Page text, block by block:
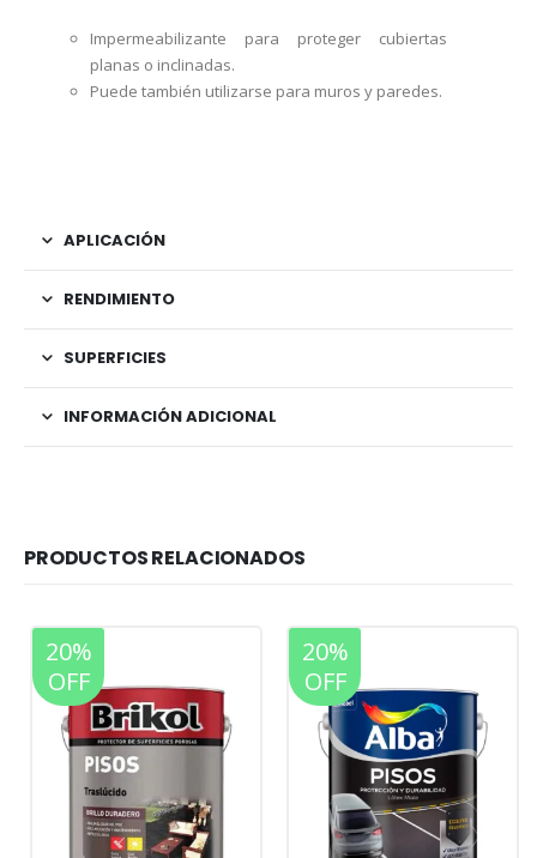
Impermeabilizante para proteger cubiertas
planas o inclinadas.
Puede también utilizarse para muros y paredes.
APLICACIÓN
RENDIMIENTO
SUPERFICIES
INFORMACIÓN ADICIONAL
PRODUCTOS RELACIONADOS
20%
OFF
20%
OFF